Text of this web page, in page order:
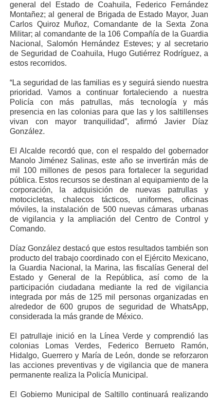
general del Estado de Coahuila, Federico Fernández
Montañez; al general de Brigada de Estado Mayor, Juan
Carlos Quiroz Muñoz, Comandante de la Sexta Zona
Militar; al comandante de la 106 Compañía de la Guardia
Nacional, Salomón Hernández Esteves; y al secretario
de Seguridad de Coahuila, Hugo Gutiérrez Rodríguez, a
estos recorridos.
“La seguridad de las familias es y seguirá siendo nuestra
prioridad. Vamos a continuar fortaleciendo a nuestra
Policía con más patrullas, más tecnología y más
presencia en las colonias para que las y los saltillenses
vivan con mayor tranquilidad”, afirmó Javier Díaz
González.
El Alcalde recordó que, con el respaldo del gobernador
Manolo Jiménez Salinas, este año se invertirán más de
mil 100 millones de pesos para fortalecer la seguridad
pública. Estos recursos se destinan al equipamiento de la
corporación, la adquisición de nuevas patrullas y
motocicletas, chalecos tácticos, uniformes, oficinas
móviles, la instalación de 500 nuevas cámaras urbanas
de vigilancia y la ampliación del Centro de Control y
Comando.
Díaz González destacó que estos resultados también son
producto del trabajo coordinado con el Ejército Mexicano,
la Guardia Nacional, la Marina, las fiscalías General del
Estado y General de la República, así como de la
participación ciudadana mediante la red de vigilancia
integrada por más de 125 mil personas organizadas en
alrededor de 600 grupos de seguridad de WhatsApp,
considerada la más grande de México.
El patrullaje inició en la Línea Verde y comprendió las
colonias Lomas Verdes, Federico Berrueto Ramón,
Hidalgo, Guerrero y María de León, donde se reforzaron
las acciones preventivas y de vigilancia que de manera
permanente realiza la Policía Municipal.
El Gobierno Municipal de Saltillo continuará realizando